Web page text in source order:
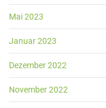
Mai 2023
Januar 2023
Dezember 2022
November 2022